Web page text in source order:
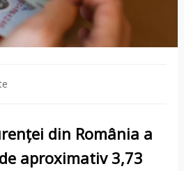
din România a
aproximativ 3,73